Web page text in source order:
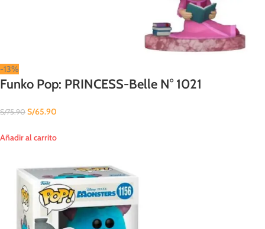
-13%
Funko Pop: PRINCESS-Belle N° 1021
S/75.90 S/65.90
Añadir al carrito